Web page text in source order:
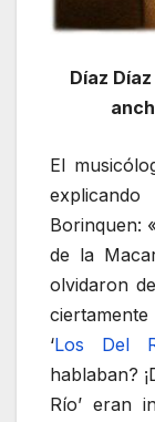
Díaz
El
Borinquen:
de la
olvidaron
‘Los Del
hablaban?
Río’ eran